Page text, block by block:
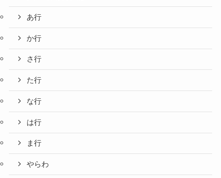
あ行
か行
さ行
た行
な行
は行
ま行
やらわ